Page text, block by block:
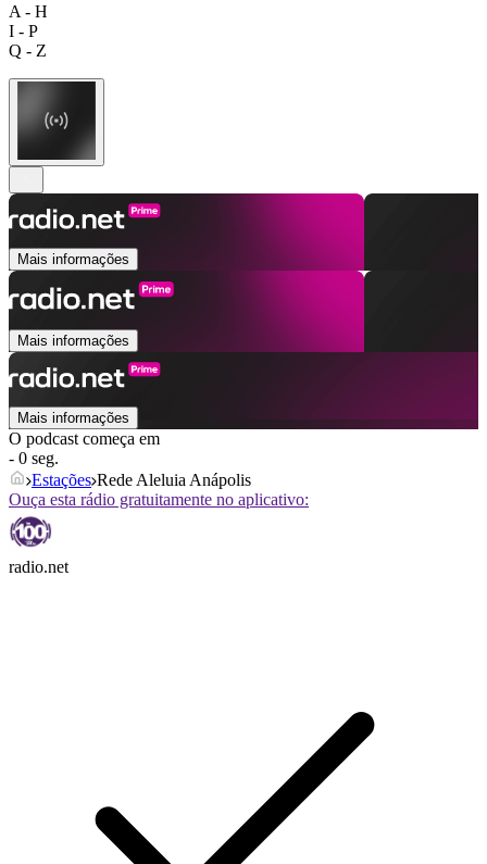
A - H
I - P
Q - Z
Mais informações
Mais informações
Mais informações
O podcast começa em
- 0 seg.
Estações Rede Aleluia Anápolis
Ouça esta rádio gratuitamente no aplicativo:
radio.net